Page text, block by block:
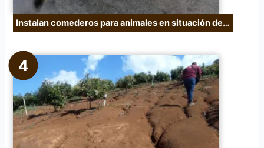
Instalan comederos para animales en situación de…